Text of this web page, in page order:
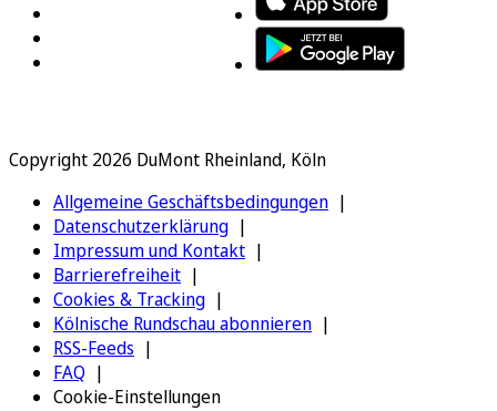
Copyright 2026 DuMont Rheinland, Köln
Allgemeine Geschäftsbedingungen
Datenschutzerklärung
Impressum und Kontakt
Barrierefreiheit
Cookies & Tracking
Kölnische Rundschau abonnieren
RSS-Feeds
FAQ
Cookie-Einstellungen